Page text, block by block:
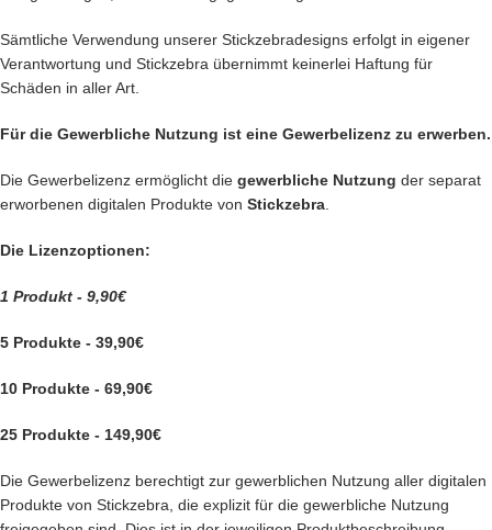
Sämtliche Verwendung unserer Stickzebradesigns erfolgt in eigener
Verantwortung und Stickzebra übernimmt keinerlei Haftung für
Schäden in aller Art.
Für die Gewerbliche Nutzung ist eine Gewerbelizenz zu erwerben.
Die Gewerbelizenz ermöglicht die gewerbliche Nutzung der separat
erworbenen digitalen Produkte von Stickzebra
Die Lizenzoptionen:
1 Produkt - 9,90€
5 Produkte - 39,90€
10 Produkte - 69,90€
25 Produkte - 149,90€
Die Gewerbelizenz berechtigt zur gewerblichen Nutzung aller digitalen
Produkte von Stickzebra, die explizit für die gewerbliche Nutzung